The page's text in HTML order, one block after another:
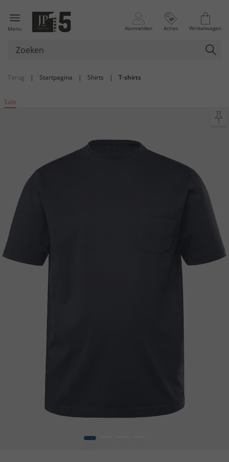
Menu Aanmelden Acties Winkelwagen
Terug | Startpagina | Shirts | T-shirts
Sale
1